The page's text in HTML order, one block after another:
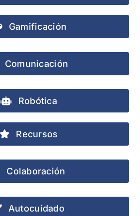
Gamificación
Comunicación
Robótica
Recursos
Colaboración
Autocuidado